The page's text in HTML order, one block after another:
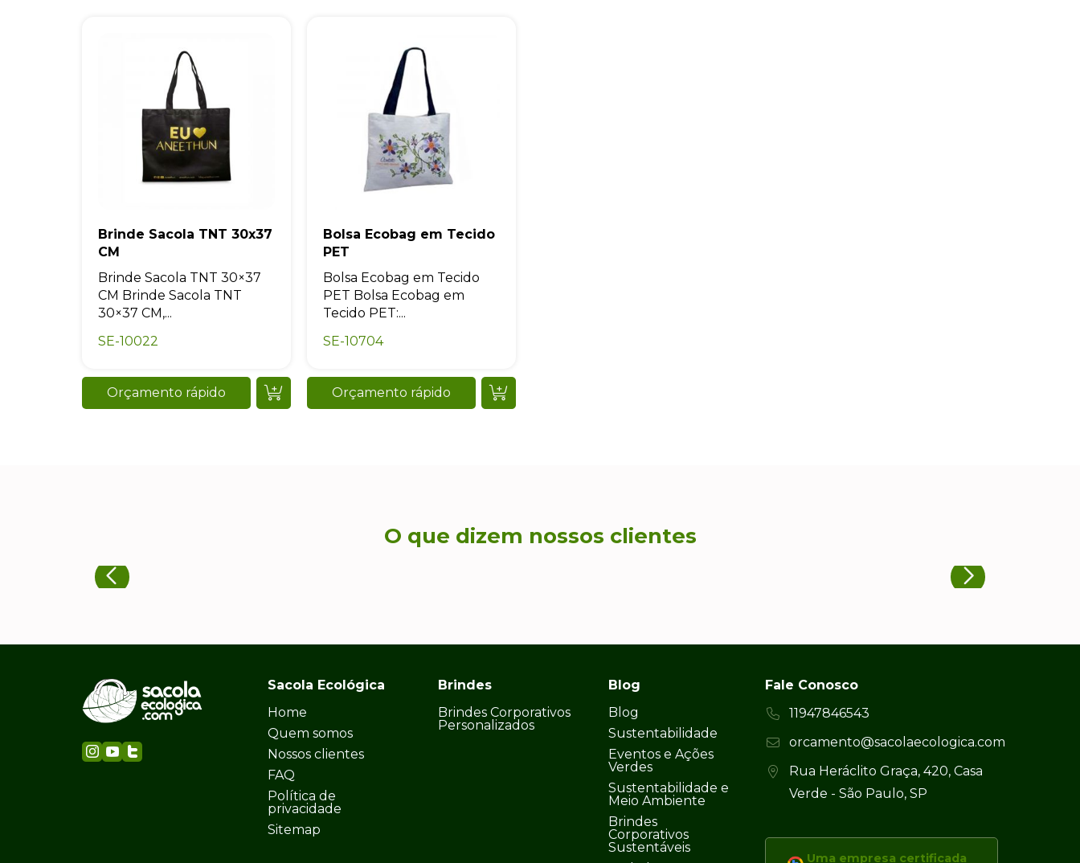
Brinde Sacola TNT 30x37
CM
Brinde Sacola TNT 30×37
CM Brinde Sacola TNT
30×37 CM,...
SE-10022
Orçamento rápido
Bolsa Ecobag em Tecido
PET
Bolsa Ecobag em Tecido
PET Bolsa Ecobag em
Tecido PET:...
SE-10704
Orçamento rápido
O que dizem nossos clientes
Sacola Ecológica
Home
Quem somos
Nossos clientes
FAQ
Política de
privacidade
Sitemap
Brindes
Brindes Corporativos
Personalizados
Blog
Blog
Sustentabilidade
Eventos e Ações
Verdes
Sustentabilidade e
Meio Ambiente
Brindes
Corporativos
Sustentáveis
Fale Conosco
11947846543
orcamento@sacolaecologica.com
Rua Heráclito Graça, 420, Casa
Verde - São Paulo, SP
Uma empresa certificada